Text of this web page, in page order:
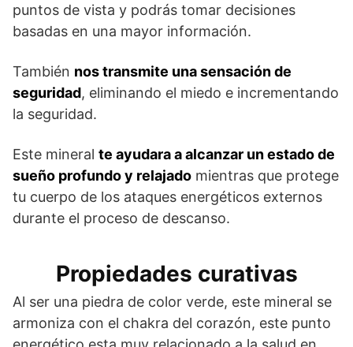
puntos de vista y podrás tomar decisiones
basadas en una mayor información.
También nos transmite una sensación de
seguridad, eliminando el miedo e incrementando
la seguridad.
Este mineral te ayudara a alcanzar un estado de
sueño profundo y relajado mientras que protege
tu cuerpo de los ataques energéticos externos
durante el proceso de descanso.
Propiedades curativas
Al ser una piedra de color verde, este mineral se
armoniza con el chakra del corazón, este punto